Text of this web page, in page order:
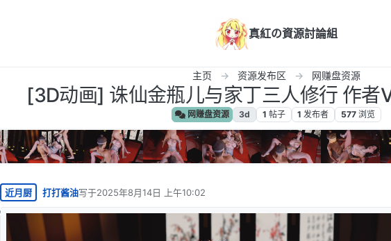
真紅の資源討論組
主页 资源发布区 网赚盘资源
[3D动画] 诛仙金瓶儿与家丁三人修行 作
网赚盘资源 3d 1 帖子 1 发布者 577 浏览
线
近月厨 打打酱油写于2025年8月14日 上午10:02
最后由 编辑